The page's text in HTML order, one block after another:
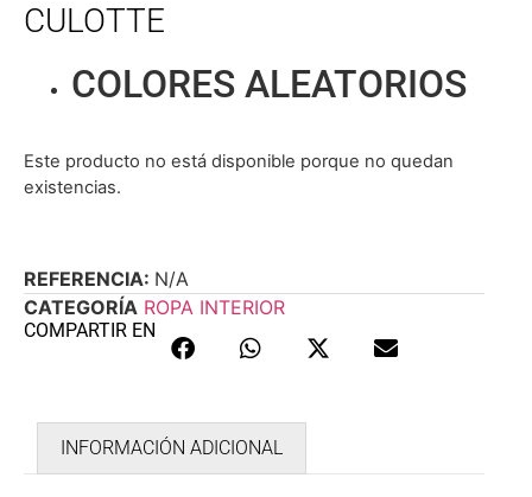
CULOTTE
COLORES ALEATORIOS
Este producto no está disponible porque no quedan
existencias.
REFERENCIA: N/A
CATEGORÍA ROPA INTERIOR
COMPARTIR EN
INFORMACIÓN ADICIONAL